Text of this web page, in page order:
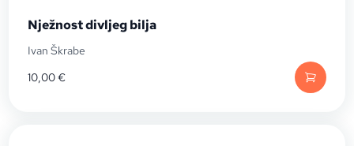
Nježnost divljeg bilja
Ivan Škrabe
10,00€